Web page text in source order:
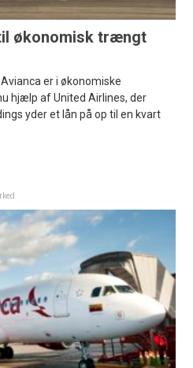
økonomisk trængt
er i økonomiske
hjælp af United Airlines, der
yder et lån på op til en kvart